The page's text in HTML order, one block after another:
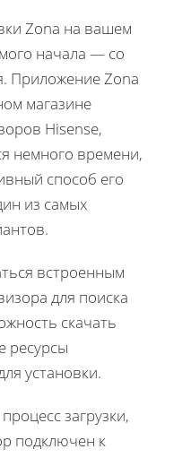
Zona на вашем
начала — со
Приложение Zona
магазине
Hisense,
немного времени,
способ его
из самых
встроенным
для поиска
скачать
ресурсы
установки.
загрузки,
подключен к